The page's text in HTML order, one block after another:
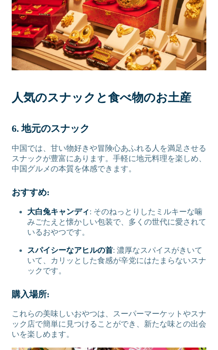
人気のスナックと食べ物のお土産
6. 地元のスナック
中国では、甘い物好きや冒険心あふれる人を満足させる
スナックが豊富にあります。手軽に地元料理を楽しめ、
中国グルメの本質を体感できます。
おすすめ:
大白兔キャンディ: そのねっとりしたミルキーな噛
みごたえと懐かしい包装で、多くの世代に愛されて
いるおやつです。
スパイシーなアヒルの首: 濃厚なスパイスがきいて
いて、カリッとした食感が辛党にはたまらないスナ
ックです。
購入場所:
これらの美味しいおやつは、スーパーマーケットやスナ
ック店で簡単に見つけることができ、新たな味との出会
いを楽しめます。